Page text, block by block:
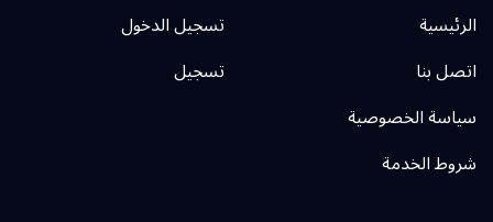
الرئيسية
اتصل بنا
سياسة الخصوصية
شروط الخدمة
تسجيل الدخول
تسجيل